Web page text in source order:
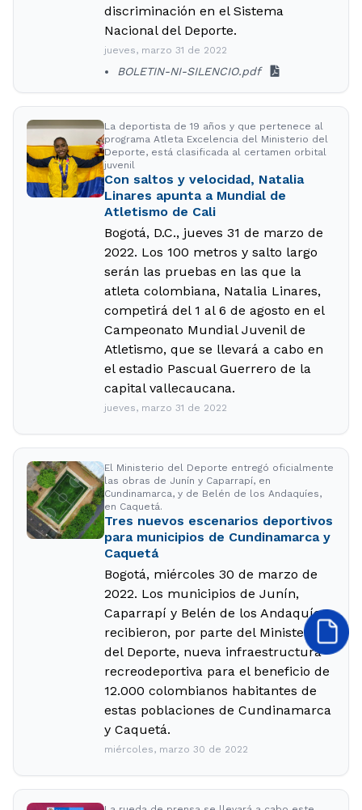
discriminación en el Sistema
Nacional del Deporte.
jueves, marzo 31 de 2022
BOLETIN-NI-SILENCIO.pdf
La deportista de 19 años y que pertenece al
programa Atleta Excelencia del Ministerio del
Deporte, está clasificada al certamen orbital
juvenil
Con saltos y velocidad, Natalia
Linares apunta a Mundial de
Atletismo de Cali
Bogotá, D.C., jueves 31 de marzo de
2022. Los 100 metros y salto largo
serán las pruebas en las que la
atleta colombiana, Natalia Linares,
competirá del 1 al 6 de agosto en el
Campeonato Mundial Juvenil de
Atletismo, que se llevará a cabo en
el estadio Pascual Guerrero de la
capital vallecaucana.
jueves, marzo 31 de 2022
El Ministerio del Deporte entregó oficialmente
las obras de Junín y Caparrapí, en
Cundinamarca, y de Belén de los Andaquíes,
en Caquetá.
Tres nuevos escenarios deportivos
para municipios de Cundinamarca y
Caquetá
Bogotá, miércoles 30 de marzo de
2022. Los municipios de Junín,
Caparrapí y Belén de los Andaquíes
recibieron, por parte del Ministerio
del Deporte, nueva infraestructura
recreodeportiva para el beneficio de
12.000 colombianos habitantes de
estas poblaciones de Cundinamarca
y Caquetá.
miércoles, marzo 30 de 2022